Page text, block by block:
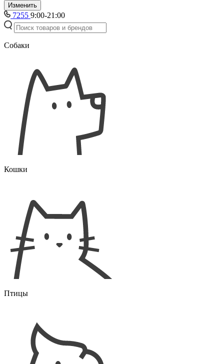
Изменить
7255 9:00-21:00
Собаки
Кошки
Птицы